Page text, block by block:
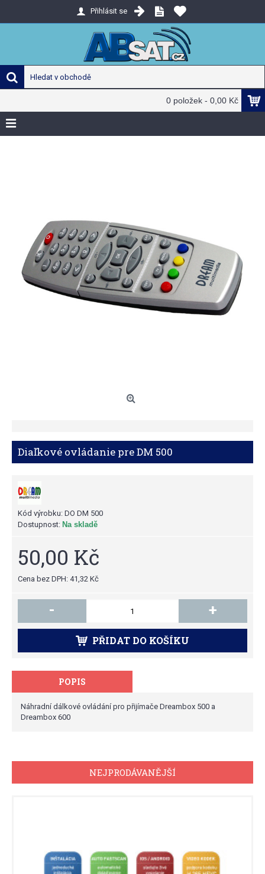
Přihlásit se
0 položek - 0,00 Kč
Diaľkové ovládanie pre DM 500
Kód výrobku: DO DM 500
Dostupnost: Na skladě
50,00 Kč
Cena bez DPH: 41,32 Kč
- +
PŘIDAT DO KOŠÍKU
POPIS
Náhradní dálkové ovládání pro přijímače Dreambox 500 a
Dreambox 600
NEJPRODÁVANĚJŠÍ